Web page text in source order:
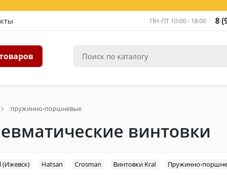
ПН-ПТ 10:00 - 18:00 8
пружинно-поршневые
винтовки
(Ижевск) Hatsan Сrosman Винтовки Kral Пружинно-